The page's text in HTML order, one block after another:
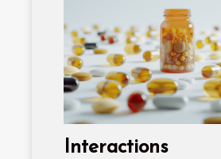
Interactions